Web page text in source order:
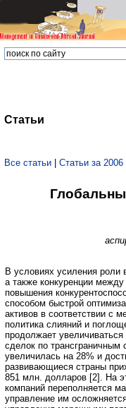
Статьи
Все статьи | Статьи за 2006
В условиях усиления роли
а также конкуренции
повышения
способом быстрой
активов в соответствии с
политика слияний и
продолжает
сделок по
увеличилась на 28% и
развивающиеся страны
851 млн. долларов [2]. На
компаний переполняется
управление им